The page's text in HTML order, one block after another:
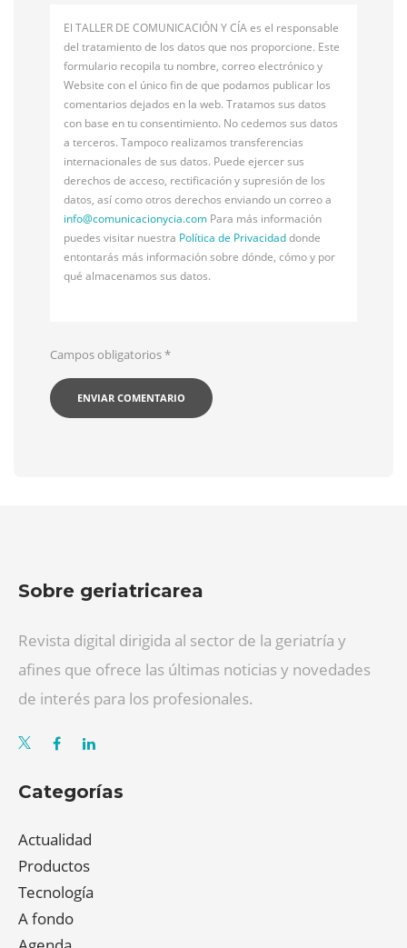
El TALLER DE COMUNICACIÓN Y CÍA es el responsable
del tratamiento de los datos que nos proporcione. Este
formulario recopila tu nombre, correo electrónico y
Website con el único fin de que podamos publicar los
comentarios dejados en la web. Tratamos sus datos
con base en tu consentimiento. No cedemos sus datos
a terceros. Tampoco realizamos transferencias
internacionales de sus datos. Puede ejercer sus
derechos de acceso, rectificación y supresión de los
datos, así como otros derechos enviando un correo a
info@comunicacionycia.com Para más información
puedes visitar nuestra Política de Privacidaddonde
entontarás más información sobre dónde, cómo y por
qué almacenamos sus datos.
Campos obligatorios*
Sobre geriatricarea
Revista digital dirigida al sector de la geriatría y
afines que ofrece las últimas noticias y novedades
de interés para los profesionales.
Categorías
Actualidad
Productos
Tecnología
A fondo